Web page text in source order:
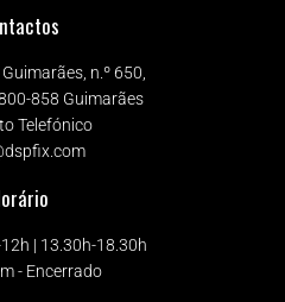
n.º 650,
858 Guimarães
Telefónico
| 13.30h-18.30h
- Encerrado